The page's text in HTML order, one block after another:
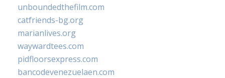
unboundedthefilm.com
catfriends-bg.org
marianlives.org
waywardtees.com
pidfloorsexpress.com
bancodevenezuelaen.com